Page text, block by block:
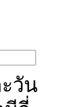
วัน